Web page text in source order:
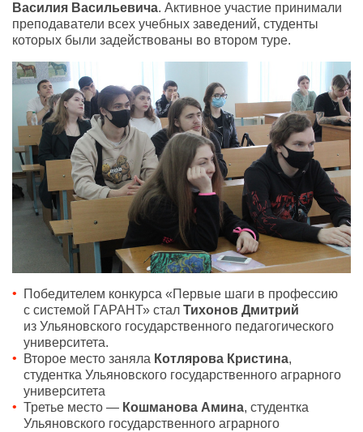
Василия Васильевича. Активное участие принимали
преподаватели всех учебных заведений, студенты
которых были задействованы во втором туре.
Победителем конкурса «Первые шаги в профессию
с системой ГАРАНТ» стал Тихонов Дмитрий
из Ульяновского государственного педагогического
университета.
Второе место заняла Котлярова Кристина,
студентка Ульяновского государственного аграрного
университета
Третье место — Кошманова Амина, студентка
Ульяновского государственного аграрного